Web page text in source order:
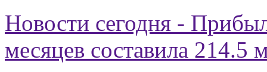
Новости сегодня -
месяцев составила 214.5